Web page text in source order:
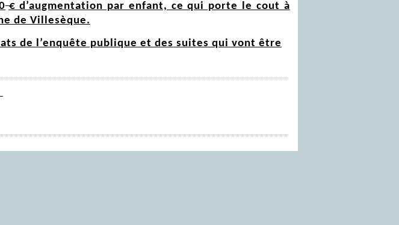
€ d’augmentation par enfant, ce qui porte le cout à
de Villesèque.
de l’enquête publique et des suites qui vont être